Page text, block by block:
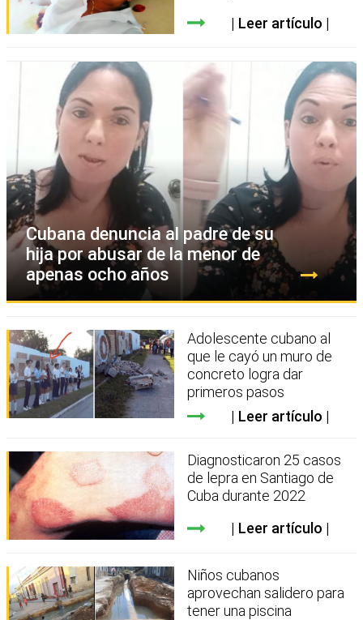
Leer artículo
Cubana denuncia al padre de su
hija por abusar de la menor de
apenas ocho años
Adolescente cubano al
que le cayó un muro de
concreto logra dar
primeros pasos
Leer artículo
Diagnosticaron 25 casos
de lepra en Santiago de
Cuba durante 2022
Leer artículo
Niños cubanos
aprovechan salidero para
tener una piscina